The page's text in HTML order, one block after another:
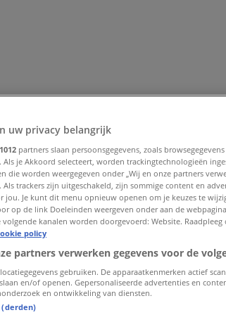
Bouwmarkt & TuinWonen &
FietsBiomarktVakantie & Reizen
uw privacy belangrijk
1012 partners slaan persoonsgegevens, zoals
Als je Akkoord selecteert, worden trackingtechnologieën
die worden weergegeven onder „Wij en onze partners
Als trackers zijn uitgeschakeld, zijn sommige content en
jou. Je kunt dit menu opnieuw openen om je keuzes te
op de link Doeleinden weergeven onder aan de
volgende kanalen worden doorgevoerd: Website.
policy
partners verwerken gegevens voor de
gebruiken. De apparaatkenmerken actief
en/of openen. Gepersonaliseerde advertenties en
en ontwikkeling van diensten.